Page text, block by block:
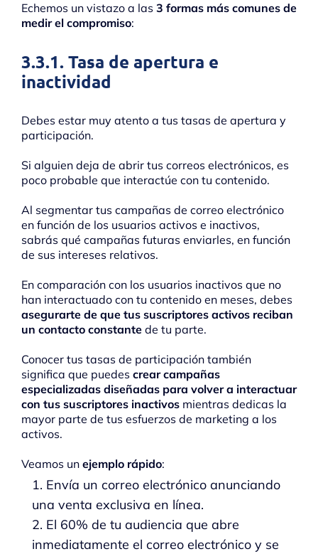
Echemos un vistazo a las 3 formas más comunes de
medir el compromiso:
3.3.1. Tasa de apertura e
inactividad
Debes estar muy atento a tus tasas de apertura y
participación.
Si alguien deja de abrir tus correos electrónicos, es
poco probable que interactúe con tu contenido.
Al segmentar tus campañas de correo electrónico
en función de los usuarios activos e inactivos,
sabrás qué campañas futuras enviarles, en función
de sus intereses relativos.
En comparación con los usuarios inactivos que no
han interactuado con tu contenido en meses, debes
asegurarte de que tus suscriptores activos reciban
un contacto constante de tu parte.
Conocer tus tasas de participación también
significa que puedes crear campañas
especializadas diseñadas para volver a interactuar
con tus suscriptores inactivos mientras dedicas la
mayor parte de tus esfuerzos de marketing a los
activos.
Veamos un ejemplo rápido:
1. Envía un correo electrónico anunciando
una venta exclusiva en línea.
2. El 60% de tu audiencia que abre
inmediatamente el correo electrónico y se